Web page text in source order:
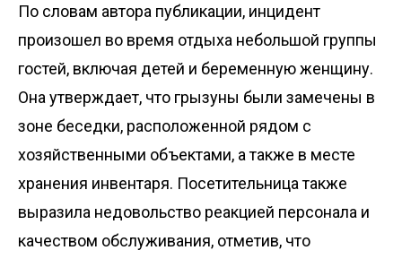
По словам автора публикации, инцидент
произошел во время отдыха небольшой группы
гостей, включая детей и беременную женщину.
Она утверждает, что грызуны были замечены в
зоне беседки, расположенной рядом с
хозяйственными объектами, а также в месте
хранения инвентаря. Посетительница также
выразила недовольство реакцией персонала и
качеством обслуживания, отметив, что